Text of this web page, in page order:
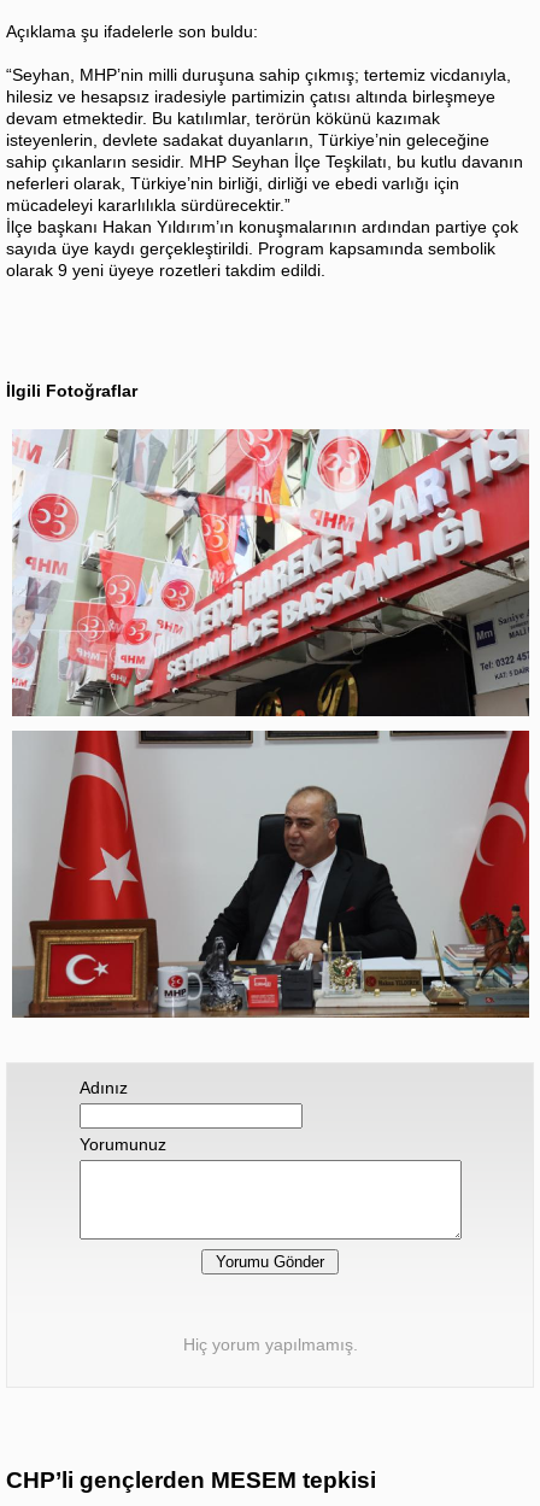
Açıklama şu ifadelerle son buldu:
“Seyhan, MHP’nin milli duruşuna sahip çıkmış; tertemiz vicdanıyla,
hilesiz ve hesapsız iradesiyle partimizin çatısı altında birleşmeye
devam etmektedir. Bu katılımlar, terörün kökünü kazımak
isteyenlerin, devlete sadakat duyanların, Türkiye’nin geleceğine
sahip çıkanların sesidir. MHP Seyhan İlçe Teşkilatı, bu kutlu davanın
neferleri olarak, Türkiye’nin birliği, dirliği ve ebedi varlığı için
mücadeleyi kararlılıkla sürdürecektir.”
İlçe başkanı Hakan Yıldırım’ın konuşmalarının ardından partiye çok
sayıda üye kaydı gerçekleştirildi. Program kapsamında sembolik
olarak 9 yeni üyeye rozetleri takdim edildi.
İlgili Fotoğraflar
Adınız
Yorumunuz
Hiç yorum yapılmamış.
CHP’li gençlerden MESEM tepkisi